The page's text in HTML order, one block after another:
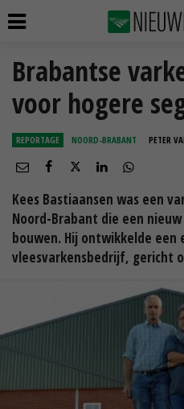
Brabantse
voor hogere
REPORTAGE NOORD-BRABANT PETER
Kees Bastiaansen was een
Noord-Brabant die een
bouwen. Hij ontwikkelde een
vleesvarkensbedrijf, gericht